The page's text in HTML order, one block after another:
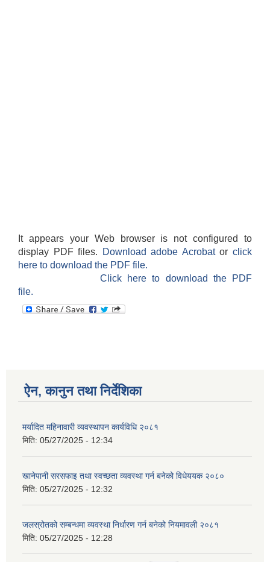
It appears your Web browser is not configured to
display PDF files.
Download adobe Acrobatorclick
here to download the PDF file.
Click here to download the PDF
file.
ऐन, कानुन तथा निर्देशिका
मर्यादित महिनावारी व्यवस्थापन कार्यविधि २०८१
मिति: 05/27/2025 - 12:34
खानेपानी सरसफाइ तथा स्वच्छता व्यवस्था गर्न बनेको विधेययक २०८०
मिति: 05/27/2025 - 12:32
जलस्रोतको सम्बन्धमा व्यवस्था निर्धारण गर्न बनेको नियमावली २०८१
मिति: 05/27/2025 - 12:28